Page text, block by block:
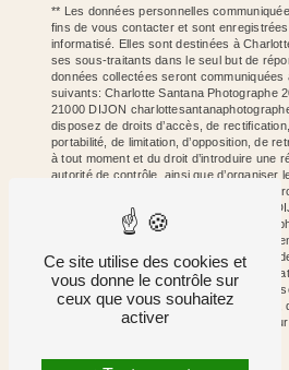
** Les données personnelles
fins de vous contacter et sont
informatisé. Elles sont destinées à
ses sous-traitants dans le seul but de
données collectées seront communiquées
suivants: Charlotte Santana Photographe
21000 DIJON
disposez de droits d’accès, de
portabilité, de limitation, d’opposition, de
à tout moment et du droit d’introduire une
autorité de contrôle, ainsi que d’organiser
post-mortem. Vous pouvez exercer ces
l'adresse 20 Pl De La République 21000
électronique à l'adresse
Un justificatif d'identité pourra vous être
vos données pendant la période de prise
durée de prescription légale aux fins
contentieux. Vous avez le droit de vous
d'opposition au démarchage
Bloctel.gouv.fr. Consultez le site cnil.fr
Ce site utilise des cookies et
vous donne le contrôle sur
ceux que vous souhaitez
activer